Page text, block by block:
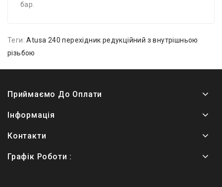
бар.
Теги:Atusa 240 перехідник редукційний з внутрішньою
різьбою
Приймаємо До Оплати
Інформація
Контакти
Графік Роботи :